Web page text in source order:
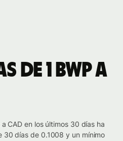
de 1 BWP a
CAD en los últimos 30 días ha
30 días de 0.1008 y un mínimo